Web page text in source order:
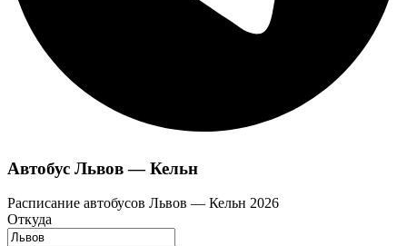
Автобус Львов — Кельн
Расписание автобусов Львов — Кельн 2026
Откуда